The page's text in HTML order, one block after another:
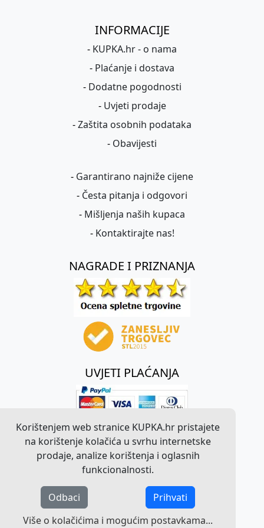
Korištenjem web stranice KUPKA.hr pristajete
na korištenje kolačića u svrhu internetske
prodaje, analize korištenja i oglasnih
funkcionalnosti.
Odbaci
Prihvati
Više o kolačićima i mogućim postavkama...
INFORMACIJE
- KUPKA.hr - o nama
- Plaćanje i dostava
- Dodatne pogodnosti
- Uvjeti prodaje
-Zaštita osobnih podataka
- Obavijesti
- Garantirano najniže cijene
- Česta pitanja i odgovori
- Mišljenja naših kupaca
- Kontaktirajte nas!
NAGRADE I PRIZNANJA
UVJETI PLAĆANJA
©2026KUPKA.hr. Sva prava pridržana.